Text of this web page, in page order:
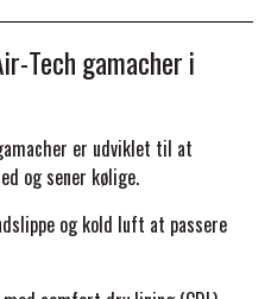
VOKSNE
& TILBEHØR
& DÆKKEN
& RIDEDÆKKEN
& MARTIN
Tech gamacher i
er udviklet til at
og sener kølige.
og kold luft at passere